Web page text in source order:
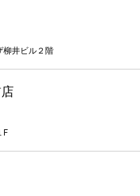
柳井ビル２階
F